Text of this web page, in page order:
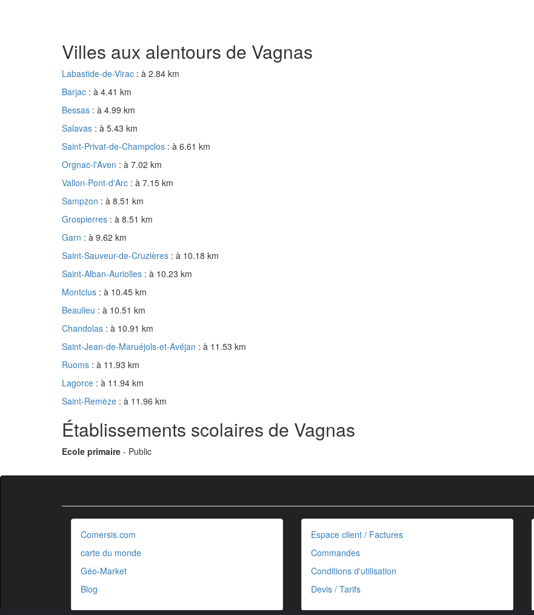
Villes aux alentours de Vagnas
Labastide-de-Virac : à 2.84 km
Barjac : à 4.41 km
Bessas : à 4.99 km
Salavas : à 5.43 km
Saint-Privat-de-Champclos : à 6.61 km
Orgnac-l'Aven : à 7.02 km
Vallon-Pont-d'Arc : à 7.15 km
Sampzon : à 8.51 km
Grospierres : à 8.51 km
Garn : à 9.62 km
Saint-Sauveur-de-Cruzières : à 10.18 km
Saint-Alban-Auriolles : à 10.23 km
Montclus : à 10.45 km
Beaulieu : à 10.51 km
Chandolas : à 10.91 km
Saint-Jean-de-Maruéjols-et-Avéjan : à 11.53 km
Ruoms : à 11.93 km
Lagorce : à 11.94 km
Saint-Remèze : à 11.96 km
Établissements scolaires de Vagnas
Ecole primaire - Public
Comersis.com
carte du monde
Géo-Market
Blog
Espace client / Factures
Commandes
Conditions d'utilisation
Devis / Tarifs